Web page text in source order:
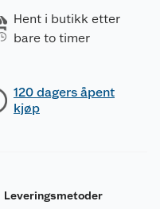
Hent i butikk etter
bare to timer
120 dagers åpent
kjøp
Leveringsmetoder